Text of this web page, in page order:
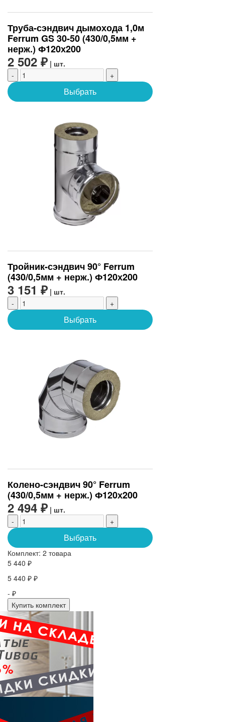
Труба-сэндвич дымохода 1,0м
Ferrum GS 30-50 (430/0,5мм +
нерж.) Ф120х200
2 502 ₽ | шт.
-
+
Выбрать
Тройник-сэндвич 90° Ferrum
(430/0,5мм + нерж.) Ф120х200
3 151 ₽ | шт.
-
+
Выбрать
Колено-сэндвич 90° Ferrum
(430/0,5мм + нерж.) Ф120х200
2 494 ₽ | шт.
-
+
Выбрать
Комплект: 2 товара
5 440 ₽
5 440 ₽ ₽
- ₽
Купить комплект